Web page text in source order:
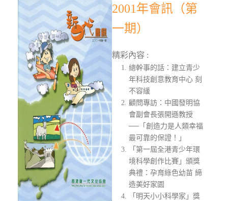
2001年會訊（第
一期）
精彩內容 :
總幹事的話：建立青少
年科技創意教育中心 刻
不容緩
顧問專訪：中國發明協
會副會長張開遜教授
──「創造力是人類幸福
最可靠的保證！」
「第一屆全港青少年環
境科學創作比賽」頒獎
典禮：孕育綠色幼苗 締
造美好家園
「明天小小科學家」獎